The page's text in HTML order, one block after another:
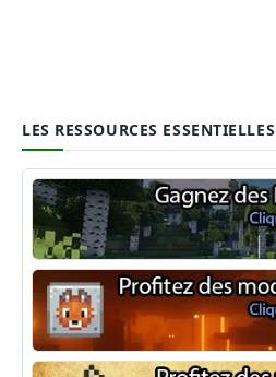
LES RESSOURCES ESSENTIELLES
Optifine
NeoForge